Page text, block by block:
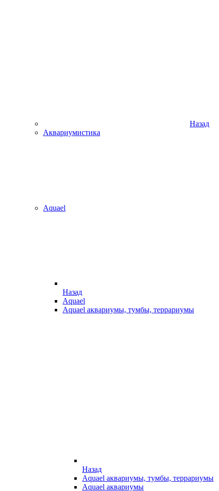
Назад
Аквариумистика
Aquael
Назад
Aquael
Aquael аквариумы, тумбы, террариумы
Назад
Aquael аквариумы, тумбы, террариумы
Aquael аквариумы